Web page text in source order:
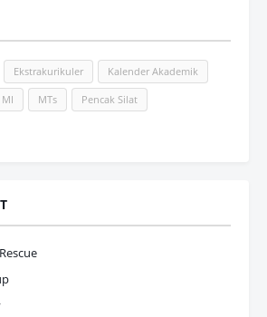
Ekstrakurikuler Kalender Akademik
MI MTs Pencak Silat